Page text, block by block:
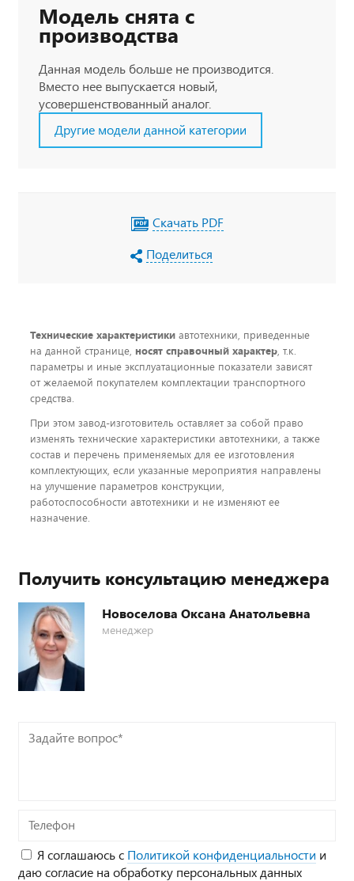
Модель снята с
производства
Данная модель больше не производится.
Вместо нее выпускается новый,
усовершенствованный аналог.
Другие модели данной категории
Скачать PDF
Поделиться
Технические характеристики автотехники, приведенные
на данной странице, носят справочный характер, т.к.
параметры и иные эксплуатационные показатели зависят
от желаемой покупателем комплектации транспортного
средства.
При этом завод-изготовитель оставляет за собой право
изменять технические характеристики автотехники, а также
состав и перечень применяемых для ее изготовления
комплектующих, если указанные мероприятия направлены
на улучшение параметров конструкции,
работоспособности автотехники и не изменяют ее
назначение.
Получить консультацию менеджера
Новоселова Оксана Анатольевна
менеджер
Задайте
вопрос*
Телефон
Я соглашаюсь с Политикой конфиденциальности и
даю согласие на обработку персональных данных